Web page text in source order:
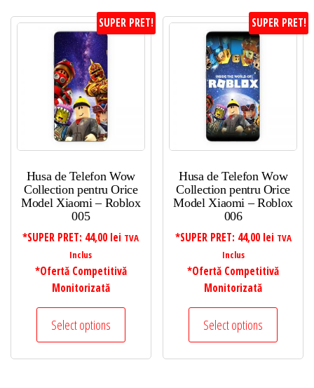
SUPER PRET!
Husa de Telefon Wow
Collection pentru Orice
Model Xiaomi – Roblox
005
*SUPER PRET: 44,00 lei TVA
Inclus
*Ofertă Competitivă
Monitorizată
Select options
SUPER PRET!
Husa de Telefon Wow
Collection pentru Orice
Model Xiaomi – Roblox
006
*SUPER PRET: 44,00 lei TVA
Inclus
*Ofertă Competitivă
Monitorizată
Select options